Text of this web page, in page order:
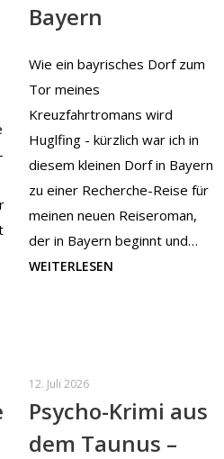
Bayern
Wie ein bayrisches Dorf zum
Tor meines
Kreuzfahrtromans wird
Huglfing - kürzlich war ich in
diesem kleinen Dorf in Bayern
zu einer Recherche-Reise für
meinen neuen Reiseroman,
der in Bayern beginnt und…
WEITERLESEN
12. Juli 2026
Psycho-Krimi aus
dem Taunus –